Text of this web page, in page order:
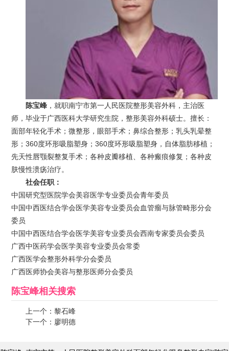
陈宝峰 ，就职南宁市第一人民医院整形美容外科，主治医
师，毕业于广西医科大学研究生院，整形美容外科硕士。擅长：
面部年轻化手术；微整形，眼部手术；鼻综合整形；乳头乳晕整
形；360度环形吸脂塑身；360度环形吸脂塑身，自体脂肪移植；
先天性唇颚裂整复手术；各种皮瓣移植、各种瘢痕修复；各种皮
肤慢性溃疡治疗。
社会任职：
中国研究型医院学会美容医学专业委员会青年委员
中国中西医结合学会医学美容专业委员会血管瘤与脉管畸形分会
委员
中国中西医结合学会医学美容专业委员会西南专家委员会委员
广西中医药学会医学美容专业委员会常委
广西医学会整形外科学分会委员
广西医师协会美容与整形医师分会委员
陈宝峰相关搜索
上一个：黎石峰
下一个： 廖明德